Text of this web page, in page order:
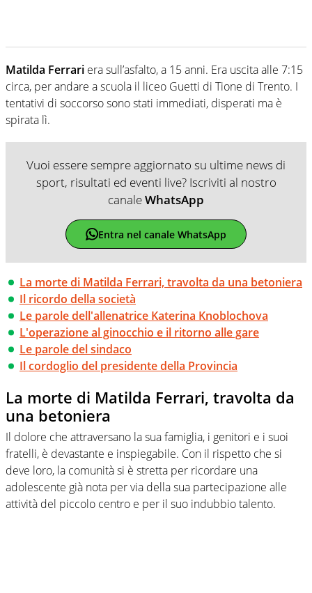
Matilda Ferrari era sull’asfalto, a 15 anni. Era uscita alle 7:15
circa, per andare a scuola il liceo Guetti di Tione di Trento. I
tentativi di soccorso sono stati immediati, disperati ma è
spirata lì.
Vuoi essere sempre aggiornato su ultime news di
sport, risultati ed eventi live? Iscriviti al nostro
canaleWhatsApp
Entra nel canale WhatsApp
La morte di Matilda Ferrari, travolta da una betoniera
Il ricordo della società
Le parole dell'allenatrice Katerina Knoblochova
L'operazione al ginocchio e il ritorno alle gare
Le parole del sindaco
Il cordoglio del presidente della Provincia
La morte di Matilda Ferrari, travolta da
una betoniera
Il dolore che attraversano la sua famiglia, i genitori e i suoi
fratelli, è devastante e inspiegabile. Con il rispetto che si
deve loro, la comunità si è stretta per ricordare una
adolescente già nota per via della sua partecipazione alle
attività del piccolo centro e per il suo indubbio talento.